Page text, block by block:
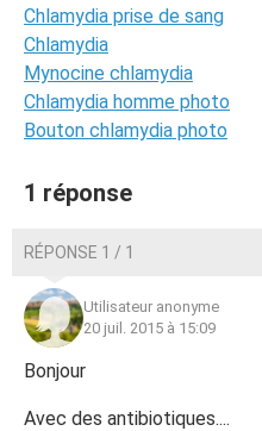
Chlamydia prise de sang
Chlamydia
Mynocine chlamydia
Chlamydia homme photo
Bouton chlamydia photo
1 réponse
RÉPONSE 1 / 1
Utilisateur anonyme
20 juil. 2015 à 15:09
Bonjour
Avec des antibiotiques....